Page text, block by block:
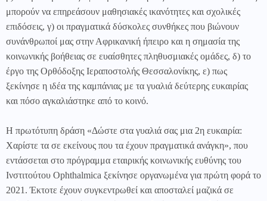
μπορούν να επηρεάσουν μαθησιακές ικανότητες και σχολικές
επιδόσεις, γ) οι πραγματικά δύσκολες συνθήκες που βιώνουν
συνάνθρωποί μας στην Αφρικανική ήπειρο και η σημασία της
κοινωνικής βοήθειας σε ευαίσθητες πληθυσμιακές ομάδες, δ) το
έργο της Ορθόδοξης Ιεραποστολής Θεσσαλονίκης, ε) πως
ξεκίνησε η ιδέα της καμπάνιας με τα γυαλιά δεύτερης ευκαιρίας
και πόσο αγκαλιάστηκε από το κοινό.
Η πρωτότυπη δράση «Δώστε στα γυαλιά σας μια 2η ευκαιρία:
Χαρίστε τα σε εκείνους που τα έχουν πραγματικά ανάγκη», που
εντάσσεται στο πρόγραμμα εταιρικής κοινωνικής ευθύνης του
Ινστιτούτου Ophthalmica ξεκίνησε οργανωμένα για πρώτη φορά το
2021. Έκτοτε έχουν συγκεντρωθεί και αποσταλεί μαζικά σε